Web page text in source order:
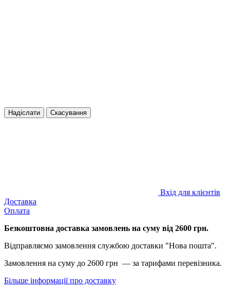
Надіслати Скасування
Вхід для клієнтів
Доставка
Оплата
Безкоштовна доставка замовлень на суму від 2600 грн.
Відправляємо замовлення службою доставки "Нова пошта".
Замовлення на суму до 2600 грн — за тарифами перевізника.
Більше інформації про доставку